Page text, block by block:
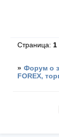
Страница: 1
» Форум о
FOREX,